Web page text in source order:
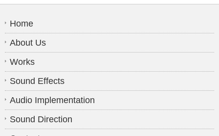
Home
About Us
Works
Sound Effects
Audio Implementation
Sound Direction